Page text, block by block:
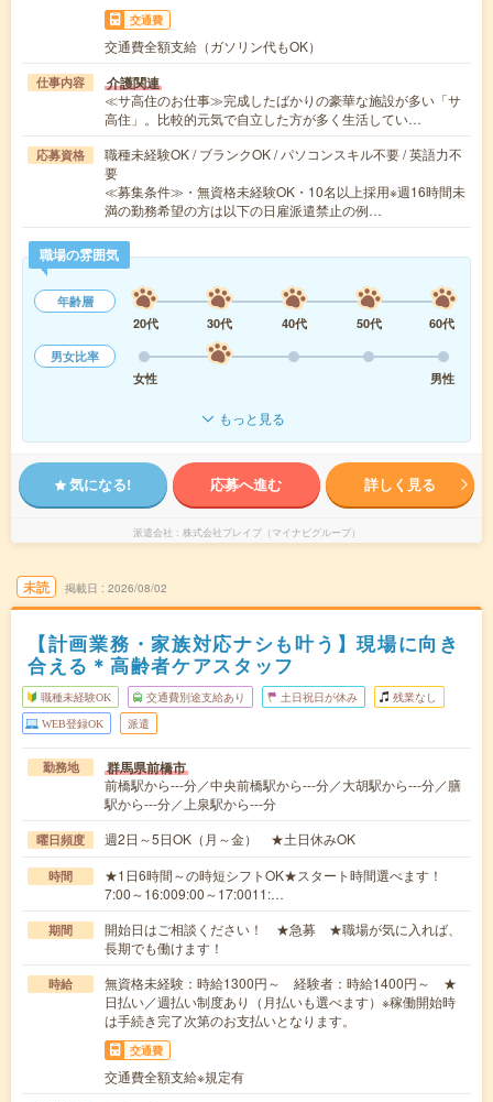
交通費
交通費全額支給（ガソリン代もOK）
仕事内容 介護関連
≪サ高住のお仕事≫完成したばかりの豪華な施設が多い「サ
高住」。比較的元気で自立した方が多く生活してい…
応募資格
職種未経験OK / ブランクOK / パソコンスキル不要 / 英語力不
要
≪募集条件≫・無資格未経験OK・10名以上採用※週16時間未
満の勤務希望の方は以下の日雇派遣禁止の例…
職場の雰囲気
年齢層
20代
30代 40代 50代
60代
男女比率
女性
男性
もっと見る
気になる! 応募へ進む 詳しく見る
派遣会社 株式会社ブレイブ（マイナビグループ）
未読 掲載日 2026/08/02
【計画業務・家族対応ナシも叶う】現場に向き
合える＊高齢者ケアスタッフ
職種未経験OK 交通費別途支給あり 土日祝日が休み 残業なし
WEB登録OK 派遣
勤務地 群馬県前橋市
前橋駅から---分／中央前橋駅から---分／大胡駅から---分／膳
駅から---分／上泉駅から---分
曜日頻度 週2日～5日OK（月～金） ★土日休みOK
時間
★1日6時間～の時短シフトOK★スタート時間選べます！
7:00～16:009:00～17:0011:…
期間
開始日はご相談ください！ ★急募 ★職場が気に入れば、
長期でも働けます！
時給
無資格未経験：時給1300円～ 経験者：時給1400円～ ★
日払い／週払い制度あり（月払いも選べます）※稼働開始時
は手続き完了次第のお支払いとなります。
交通費
交通費全額支給※規定有